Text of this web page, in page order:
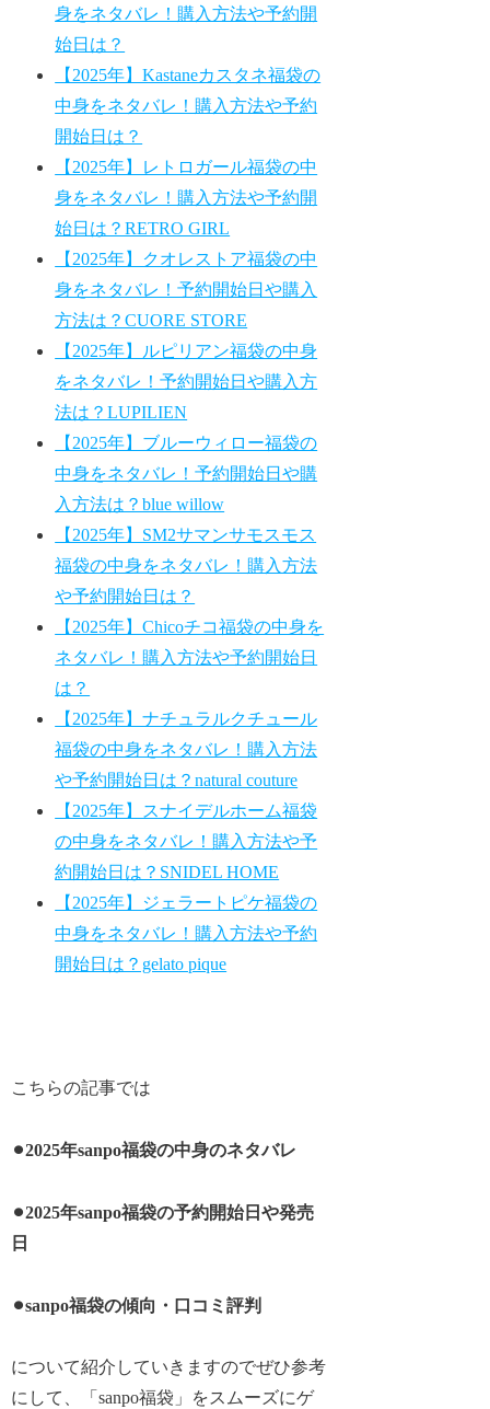
身をネタバレ！購入方法や予約開
始日は？
【2025年】Kastaneカスタネ福袋の
中身をネタバレ！購入方法や予約
開始日は？
【2025年】レトロガール福袋の中
身をネタバレ！購入方法や予約開
始日は？RETRO GIRL
【2025年】クオレストア福袋の中
身をネタバレ！予約開始日や購入
方法は？CUORE STORE
【2025年】ルピリアン福袋の中身
をネタバレ！予約開始日や購入方
法は？LUPILIEN
【2025年】ブルーウィロー福袋の
中身をネタバレ！予約開始日や購
入方法は？blue willow
【2025年】SM2サマンサモスモス
福袋の中身をネタバレ！購入方法
や予約開始日は？
【2025年】Chicoチコ福袋の中身を
ネタバレ！購入方法や予約開始日
は？
【2025年】ナチュラルクチュール
福袋の中身をネタバレ！購入方法
や予約開始日は？natural couture
【2025年】スナイデルホーム福袋
の中身をネタバレ！購入方法や予
約開始日は？SNIDEL HOME
【2025年】ジェラートピケ福袋の
中身をネタバレ！購入方法や予約
開始日は？gelato pique
こちらの記事では
⚫︎2025年sanpo福袋の中身のネタバレ
⚫︎2025年sanpo福袋の予約開始日や発売
日
⚫︎sanpo福袋の傾向・口コミ評判
について紹介していきますのでぜひ参考
にして、「sanpo福袋」をスムーズにゲ